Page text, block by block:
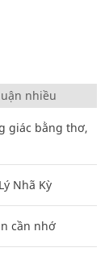
nhiều
giác bằng thơ,
Nhã Kỳ
cần nhớ